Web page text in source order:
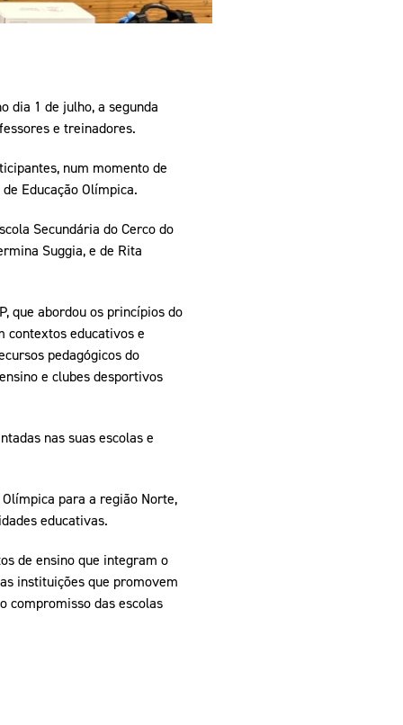
dia 1 de julho, a segunda
e treinadores.
num momento de
Educação Olímpica.
Secundária do Cerco do
Suggia, e de Rita
que abordou os princípios do
contextos educativos e
pedagógicos do
e clubes desportivos
nas suas escolas e
para a região Norte,
educativas.
de ensino que integram o
instituições que promovem
compromisso das escolas